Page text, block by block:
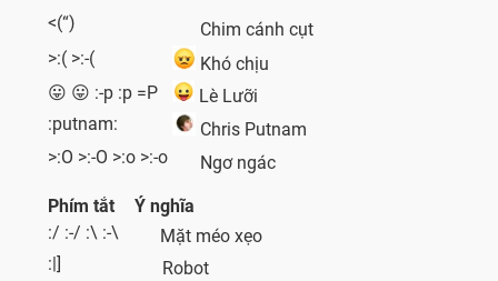
<(“)
Chim cánh cụt
>:( >:-(
Khó chịu
😛 😛 :-p :p =P
Lè Lưỡi
:putnam:
Chris Putnam
>:O >:-O >:o >:-o
Ngơ ngác
Phím tắt
Ý nghĩa
:/ :-/ :\ :-\
Mặt méo xẹo
:|]
Robot